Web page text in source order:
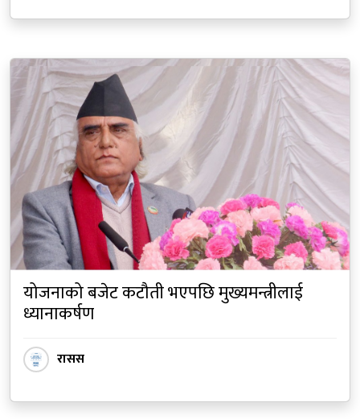
योजनाको बजेट कटौती भएपछि मुख्यमन्त्रीलाई
ध्यानाकर्षण
रासस